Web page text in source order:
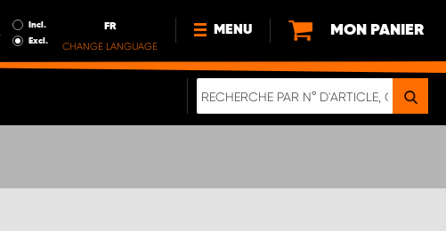
Incl.
Excl.
FR
CHANGE LANGUAGE
MENU
NOUVEAUTÉS
MON PANIER